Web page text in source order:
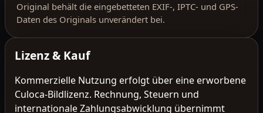
Original behält die eingebetteten EXIF-, IPTC- und GPS-
Daten des Originals unverändert bei.
Lizenz & Kauf
Kommerzielle Nutzung erfolgt über eine erworbene
Culoca-Bildlizenz. Rechnung, Steuern und
internationale Zahlungsabwicklung übernimmt